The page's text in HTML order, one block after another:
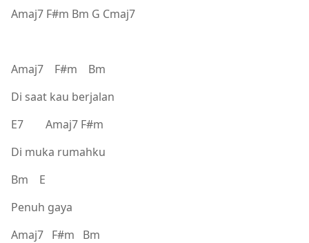
Amaj7 F#m Bm G Cmaj7
Amaj7 F#m Bm
Di saat kau berjalan
E7 Amaj7 F#m
Di muka rumahku
Bm E
Penuh gaya
Amaj7 F#m Bm